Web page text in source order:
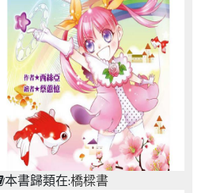
本書歸類在:橋樑書